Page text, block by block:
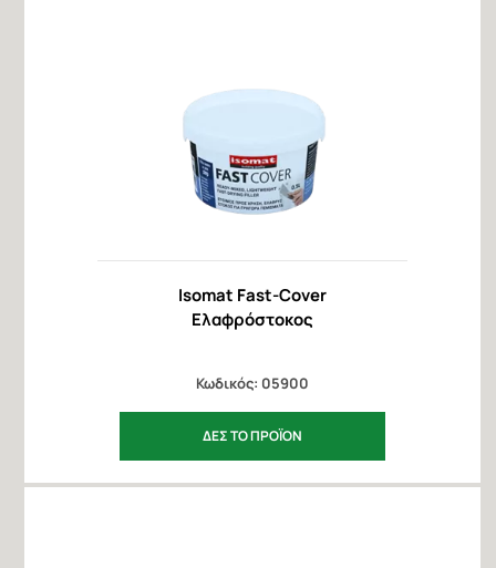
Isomat Fast-Cover
Ελαφρόστοκος
Κωδικός: 05900
ΔΕΣ ΤΟ ΠΡΟΪΟΝ